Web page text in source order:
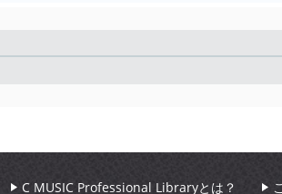
C MUSIC Professional Libraryとは？